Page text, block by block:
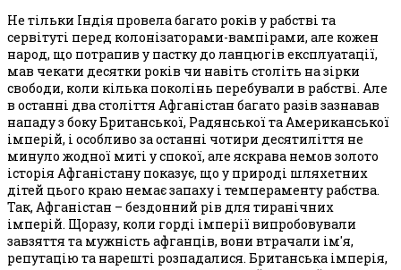
Не тільки Індія провела багато років у рабстві та
сервітуті перед колонізаторами-вампірами, але кожен
народ, що потрапив у пастку до ланцюгів експлуатації,
мав чекати десятки років чи навіть століть на зірки
свободи, коли кілька поколінь перебували в рабстві. Але
в останні два століття Афганістан багато разів зазнавав
нападу з боку Британської, Радянської та Американської
імперій, і особливо за останні чотири десятиліття не
минуло жодної миті у спокої, але яскрава немов золото
історія Афганістану показує, що у природі шляхетних
дітей цього краю немає запаху і темпераменту рабства.
Так, Афганістан – бездонний рів для тиранічних
імперій. Щоразу, коли горді імперії випробовували
завзяття та мужність афганців, вони втрачали ім'я,
репутацію та нарешті розпадалися. Британська імперія,